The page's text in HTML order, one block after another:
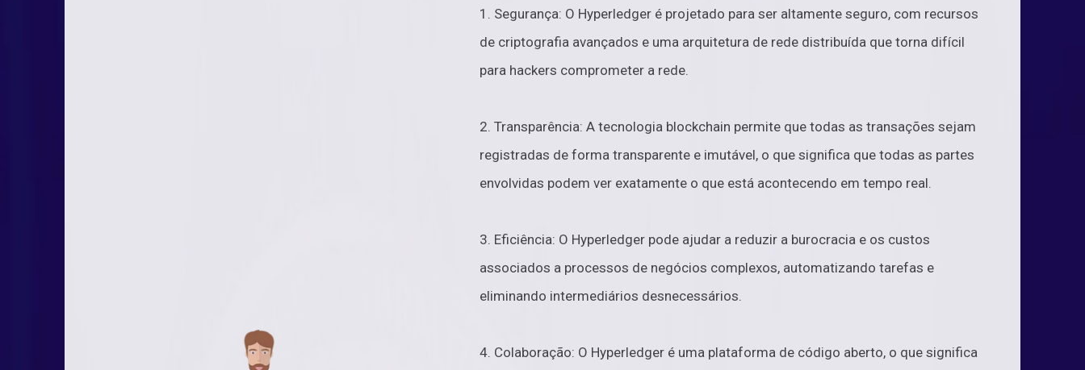
1. Segurança: O Hyperledger é projetado para ser altamente seguro, com recursos
de criptografia avançados e uma arquitetura de rede distribuída que torna difícil
para hackers comprometer a rede.
2. Transparência: A tecnologia blockchain permite que todas as transações sejam
registradas de forma transparente e imutável, o que significa que todas as partes
envolvidas podem ver exatamente o que está acontecendo em tempo real.
3. Eficiência: O Hyperledger pode ajudar a reduzir a burocracia e os custos
associados a processos de negócios complexos, automatizando tarefas e
eliminando intermediários desnecessários.
4. Colaboração: O Hyperledger é uma plataforma de código aberto, o que significa